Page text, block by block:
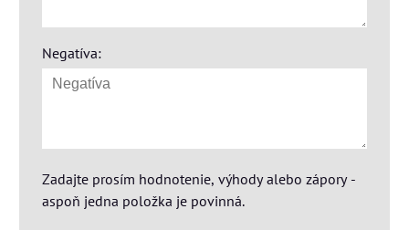
Negatíva:
Zadajte prosím hodnotenie, výhody alebo zápory -
aspoň jedna položka je povinná.